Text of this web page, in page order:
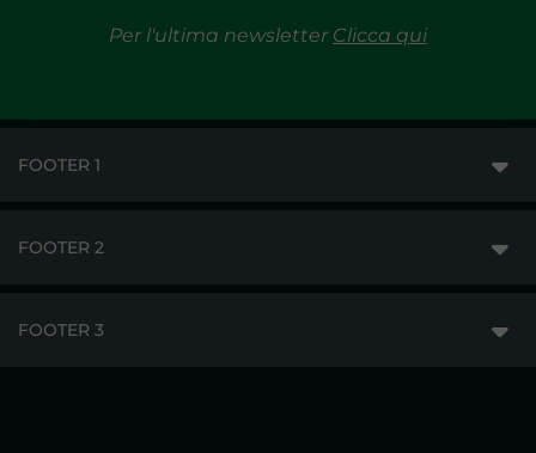
Per l'ultima newsletter Clicca qui
FOOTER 1
FOOTER 2
FOOTER 3